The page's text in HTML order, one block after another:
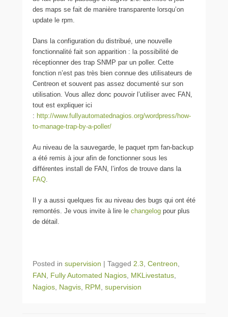
des maps se fait de manière transparente lorsqu’on
update le rpm.
Dans la configuration du distribué, une nouvelle
fonctionnalité fait son apparition : la possibilité de
réceptionner des trap SNMP par un poller. Cette
fonction n’est pas très bien connue des utilisateurs de
Centreon et souvent pas assez documenté sur son
utilisation. Vous allez donc pouvoir l’utiliser avec FAN,
tout est expliquer ici
: http://www.fullyautomatednagios.org/wordpress/how-
to-manage-trap-by-a-poller/
Au niveau de la sauvegarde, le paquet rpm fan-backup
a été remis à jour afin de fonctionner sous les
différentes install de FAN, l’infos de trouve dans la
FAQ.
Il y a aussi quelques fix au niveau des bugs qui ont été
remontés. Je vous invite à lire le changelog pour plus
de détail.
Posted in supervision | Tagged 2.3, Centreon,
FAN, Fully Automated Nagios, MKLivestatus,
Nagios, Nagvis, RPM, supervision